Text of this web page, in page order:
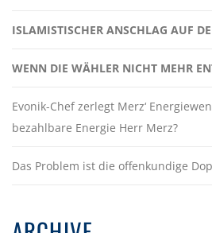
ISLAMISTISCHER ANSCHLAG AUF
WENN DIE WÄHLER NICHT MEHR
Evonik-Chef zerlegt Merz‘
bezahlbare Energie Herr Merz?
Das Problem ist die offenkundige